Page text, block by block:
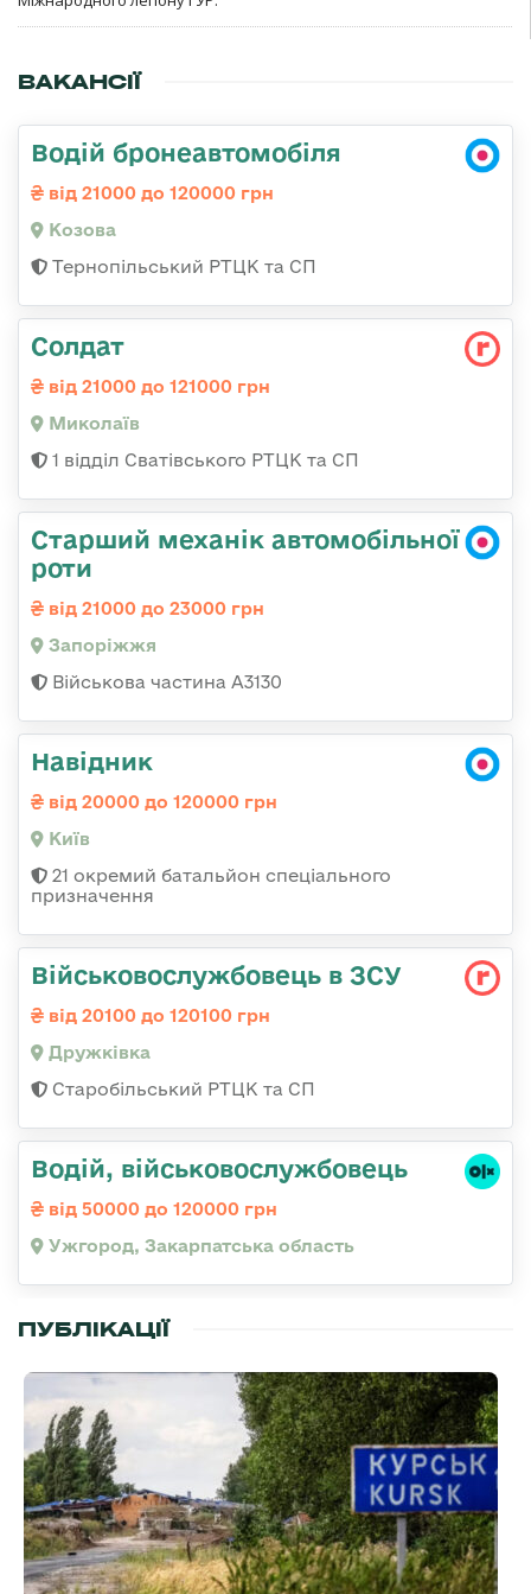
ВАКАНСІЇ
Водій бронеавтомобіля
від 21000 до 120000 грн
Козова
Тернопільський РТЦК та СП
Солдат
від 21000 до 121000 грн
Миколаїв
1 відділ Сватівського РТЦК та СП
Старший механік автомобільної
роти
від 21000 до 23000 грн
Запоріжжя
Військова частина А3130
Навідник
від 20000 до 120000 грн
Київ
21 окремий батальйон спеціального
призначення
Військовослужбовець в ЗСУ
від 20100 до 120100 грн
Дружківка
Старобільський РТЦК та СП
Водій, військовослужбовець
від 50000 до 120000 грн
Ужгород, Закарпатська область
ПУБЛІКАЦІЇ